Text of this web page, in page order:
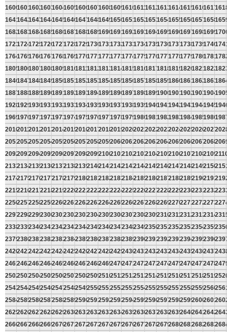
160016011602160316041605160616071608160916101611161216131614161516161617
164116421643164416451646164716481649165016511652165316541655165616571658
168216831684168516861687168816891690169116921693169416951696169716981699
172317241725172617271728172917301731173217331734173517361737173817391740
176417651766176717681769177017711772177317741775177617771778177917801781
180518061807180818091810181118121813181418151816181718181819182018211822
184618471848184918501851185218531854185518561857185818591860186118621863
188718881889189018911892189318941895189618971898189919001901190219031904
192819291930193119321933193419351936193719381939194019411942194319441945
196919701971197219731974197519761977197819791980198119821983198419851986
201020112012201320142015201620172018201920202021202220232024202520262027
205120522053205420552056205720582059206020612062206320642065206620672068
209220932094209520962097209820992100210121022103210421052106210721082109
213321342135213621372138213921402141214221432144214521462147214821492150
217421752176217721782179218021812182218321842185218621872188218921902191
221522162217221822192220222122222223222422252226222722282229223022312232
225622572258225922602261226222632264226522662267226822692270227122722273
229722982299230023012302230323042305230623072308230923102311231223132314
233823392340234123422343234423452346234723482349235023512352235323542355
237923802381238223832384238523862387238823892390239123922393239423952396
242024212422242324242425242624272428242924302431243224332434243524362437
246124622463246424652466246724682469247024712472247324742475247624772478
250225032504250525062507250825092510251125122513251425152516251725182519
254325442545254625472548254925502551255225532554255525562557255825592560
258425852586258725882589259025912592259325942595259625972598259926002601
262526262627262826292630263126322633263426352636263726382639264026412642
266626672668266926702671267226732674267526762677267826792680268126822683